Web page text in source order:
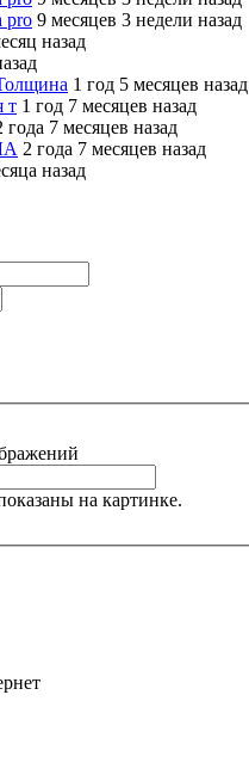
pro 9 месяцев 3 недели назад
назад
1 год 5 месяцев назад
т 1 год 7 месяцев назад
года 7 месяцев назад
2 года 7 месяцев назад
назад
на картинке.